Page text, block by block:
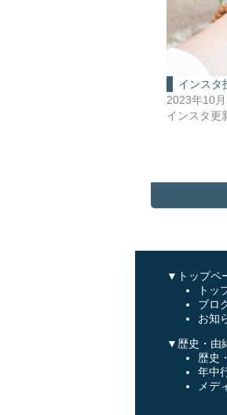
インスタ
2023年10月
インスタ更
▼トップペ
トッ
ブロ
お知
▼歴史・由
歴史
年中
メデ